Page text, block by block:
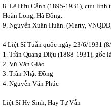
8. Lê Hữu Cảnh (1895-1931), cựu lính
Hoàn Long, Hà Đông.
9. Nguyễn Xuân Huân. (Marty,
4 Liệt Sĩ Tuẫn quốc ngày 23/6/1931
1. Trần Quang Diệu (1888-1931), gốc
2. Vũ Văn Giáo
3. Trần Nhật Đồng
4. Nguyễn Văn Phúc
Liệt Sĩ Hy Sinh, Hay Tự Vẫn